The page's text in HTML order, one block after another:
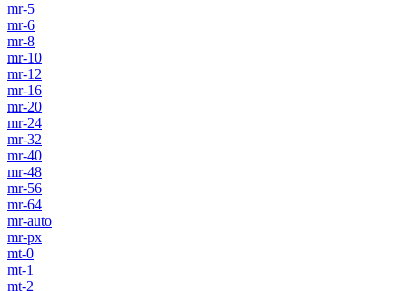
mr-5
mr-6
mr-8
mr-10
mr-12
mr-16
mr-20
mr-24
mr-32
mr-40
mr-48
mr-56
mr-64
mr-auto
mr-px
mt-0
mt-1
mt-2